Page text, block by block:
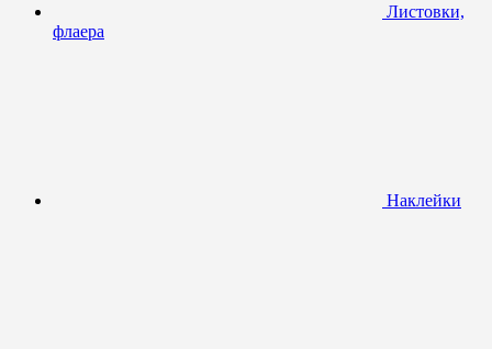
Листовки,
флаера
Наклейки